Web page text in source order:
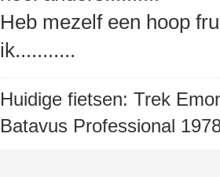
Heb mezelf een hoop
ik...........
Huidige fietsen: Trek
Batavus Professional